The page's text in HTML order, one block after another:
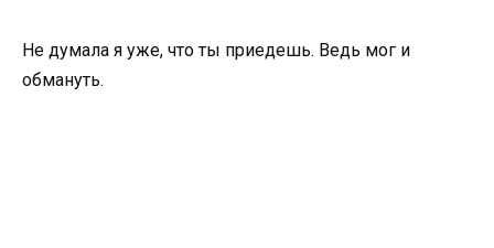
Не думала я уже, что ты приедешь. Ведь мог и
обмануть.